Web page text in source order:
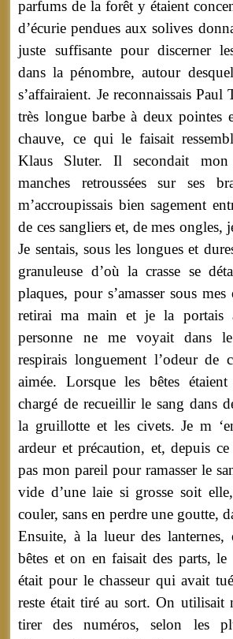
parfums de la forêt y étaient
d’écurie pendues aux solives
juste suffisante pour discerner
dans la pénombre, autour
s’affairaient. Je reconnaissais Paul
très longue barbe à deux pointes
chauve, ce qui le faisait
Klaus Sluter. Il secondait mon
manches retroussées sur ses
m’accroupissais bien sagement
de ces sangliers et, de mes ongles,
Je sentais, sous les longues et
granuleuse d’où la crasse se
plaques, pour s’amasser sous
retirai ma main et je la portais
personne ne me voyait dans
respirais longuement l’odeur de
aimée. Lorsque les bêtes étaient
chargé de recueillir le sang dans
la gruillotte et les civets. Je m
ardeur et précaution, et, depuis
pas mon pareil pour ramasser le
vide d’une laie si grosse soit
couler, sans en perdre une goutte,
Ensuite, à la lueur des lanternes,
bêtes et on en faisait des parts,
était pour le chasseur qui avait
reste était tiré au sort. On utilisait
tirer des numéros, selon les